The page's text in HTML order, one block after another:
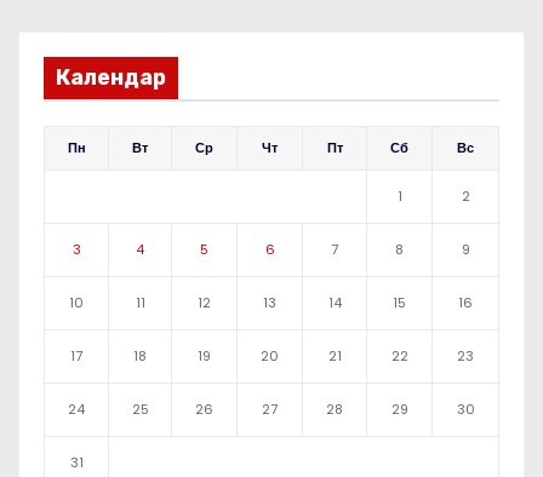
Календар
Пн Вт Ср Чт Пт Сб Вс
1 2
3 4 5 6 7 8 9
10 11 12 13 14 15 16
17 18 19 20 21 22 23
24 25 26 27 28 29 30
31